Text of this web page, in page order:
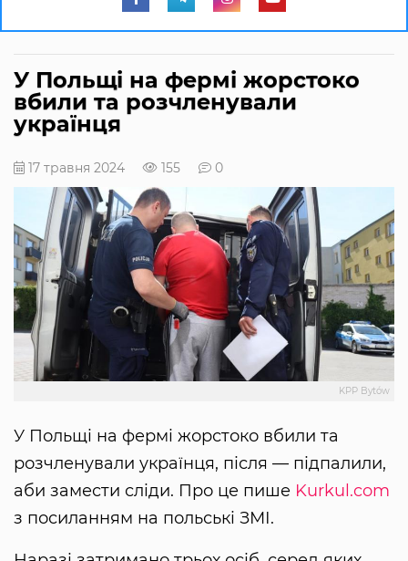
У Польщі на фермі жорстоко
вбили та розчленували
українця
17 травня 2024 155 0
KPP Bytów
У Польщі на фермі жорстоко вбили та
розчленували українця, після — підпалили,
аби замести сліди. Про це пише Kurkul.com
з посиланням на польські ЗМІ.